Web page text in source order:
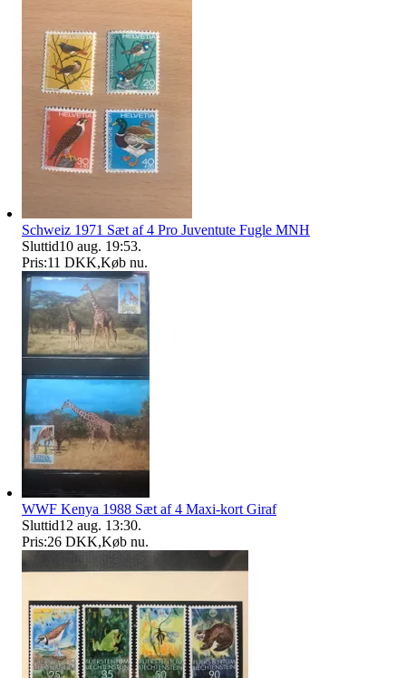
Schweiz 1971 Sæt af 4 Pro Juventute Fugle MNH
Sluttid10 aug. 19:53.
Pris:11 DKK,Køb nu.
WWF Kenya 1988 Sæt af 4 Maxi-kort Giraf
Sluttid12 aug. 13:30.
Pris:26 DKK,Køb nu.